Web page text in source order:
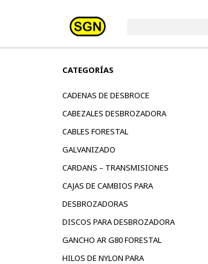
CATEGORÍAS
CADENAS DE DESBROCE
CABEZALES DESBROZADORA
CABLES FORESTAL
GALVANIZADO
CARDANS – TRANSMISIONES
CAJAS DE CAMBIOS PARA
DESBROZADORAS
DISCOS PARA DESBROZADORA
GANCHO AR G80 FORESTAL
HILOS DE NYLON PARA